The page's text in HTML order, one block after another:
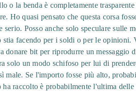
o la benda è completamente
Ho quasi pensato che questa corsa
Posso anche solo speculare sulle
facendo per i soldi o per le opinioni.
donare bit per riprodurre un messaggio
solo un modo schifoso per lui di
male. Se l'importo fosse più alto,
raccolto è probabilmente l'ultima